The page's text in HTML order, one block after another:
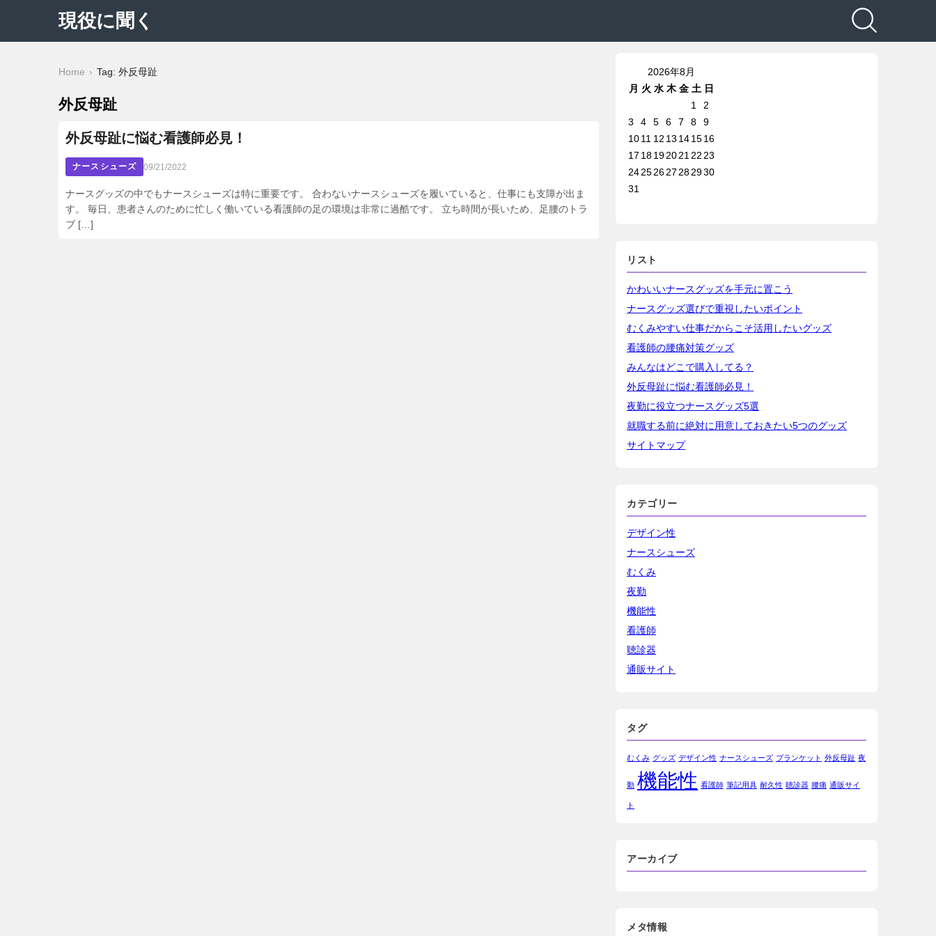
現役に聞く
Home Tag: 外反母趾
外反母趾
外反母趾に悩む看護師必見！
ナースシューズ 09/21/2022
ナースグッズの中でもナースシューズは特に重要です。 合わないナースシューズを履いていると、仕事にも支障が出ま
す。 毎日、患者さんのために忙しく働いている看護師の足の環境は非常に過酷です。 立ち時間が長いため、足腰のトラ
ブ […]
2026年8月
月 火 水 木 金 土 日
1
2
3
4 5 6 7 8
9
1011 12 13 141516
17 18192021 22 23
24252627 282930
31
リスト
かわいいナースグッズを手元に置こう
ナースグッズ選びで重視したいポイント
むくみやすい仕事だからこそ活用したいグッズ
看護師の腰痛対策グッズ
みんなはどこで購入してる？
外反母趾に悩む看護師必見！
夜勤に役立つナースグッズ5選
就職する前に絶対に用意しておきたい5つのグッズ
サイトマップ
カテゴリー
デザイン性
ナースシューズ
むくみ
夜勤
機能性
看護師
聴診器
通販サイト
タグ
むくみ グッズ デザイン性 ナースシューズ ブランケット 外反母趾 夜
勤 機能性 看護師 筆記用具 耐久性 聴診器 腰痛 通販サイ
ト
アーカイブ
メタ情報